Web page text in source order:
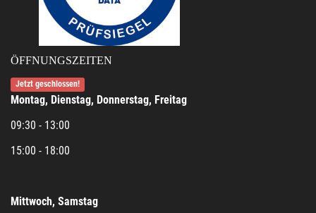
ÖFFNUNGSZEITEN
Jetzt geschlossen!
Montag, Dienstag, Donnerstag, Freitag
09:30 - 13:00
15:00 - 18:00
Mittwoch, Samstag